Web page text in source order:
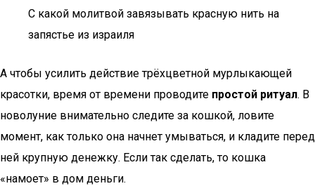
С какой молитвой завязывать красную нить на
запястье из израиля
А чтобы усилить действие трёхцветной мурлыкающей
красотки, время от времени проводите простой ритуал. В
новолуние внимательно следите за кошкой, ловите
момент, как только она начнет умываться, и кладите перед
ней крупную денежку. Если так сделать, то кошка
«намоет» в дом деньги.